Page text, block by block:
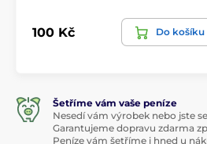
100 Kč Do košíku
Šetříme vám vaše peníze
Nesedí vám výrobek nebo jste
Garantujeme dopravu zdarma
Peníze vám šetříme i hned u